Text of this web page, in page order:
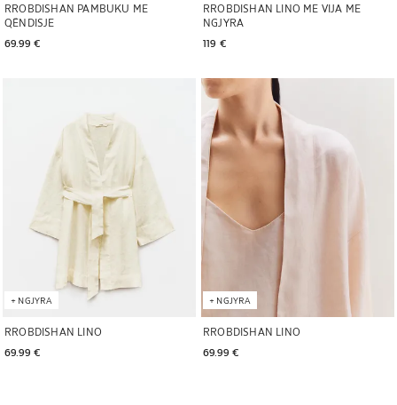
RROBDISHAN PAMBUKU ME
QËNDISJE
69.99 €
RROBDISHAN LINO ME VIJA ME
NGJYRA
119 €
RROBDISHAN LINO
69.99 €
+ NGJYRA
RROBDISHAN LINO
69.99 €
+ NGJYRA
Imazhi u ndryshua në 1 të 5